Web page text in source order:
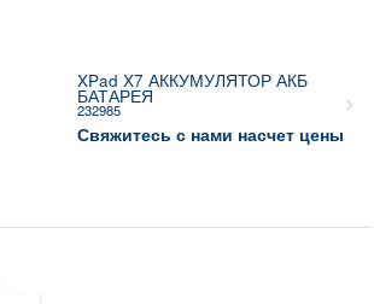
XPad X7 АККУМУЛЯТОР АКБ
БАТАРЕЯ
232985
Свяжитесь с нами насчет цены